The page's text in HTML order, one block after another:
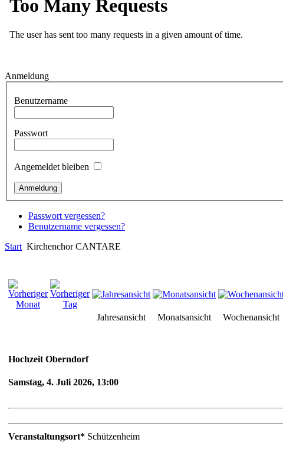
Anmeldung
Benutzername
Passwort
Angemeldet bleiben
Passwort vergessen?
Benutzername vergessen?
Start Kirchenchor CANTARE
Jahresansicht Monatsansicht Wochenansicht
Hochzeit Oberndorf
Samstag, 4. Juli 2026, 13:00
Veranstaltungsort* Schützenheim